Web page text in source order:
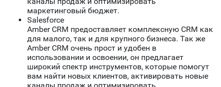
маркетинговый бюджет.
Salesforce
Amber CRM предоставляет комплексную CRM как
для малого, так и для крупного бизнеса. Так же
Amber CRM очень прост и удобен в
использовании и освоении, он предлагает
широкий спектр инструментов, которые помогут
вам найти новых клиентов, активировать новые